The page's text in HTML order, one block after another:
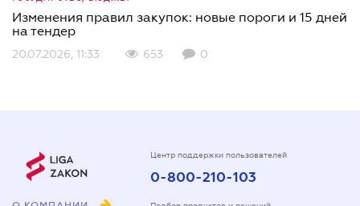
Изменения правил закупок: новые пороги и 15 дней
на тендер
20.07.2026, 11:33 653 0
Центр поддержки пользователей
0-800-210-103